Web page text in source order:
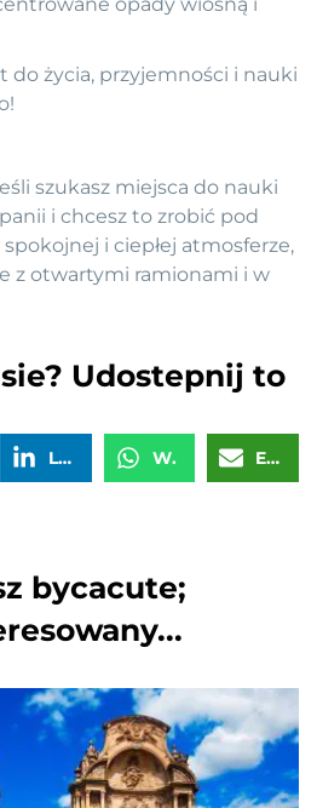
opady wiosną i
do życia, przyjemności i nauki
szukasz miejsca do nauki
i chcesz to zrobić pod
i ciepłej atmosferze,
z otwartymi ramionami i w
Udostepnij to
LinkedIn WhatsApp Email
bycacute;